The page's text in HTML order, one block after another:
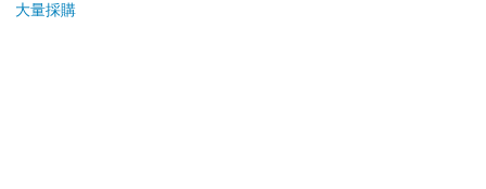
日）。
大量採購